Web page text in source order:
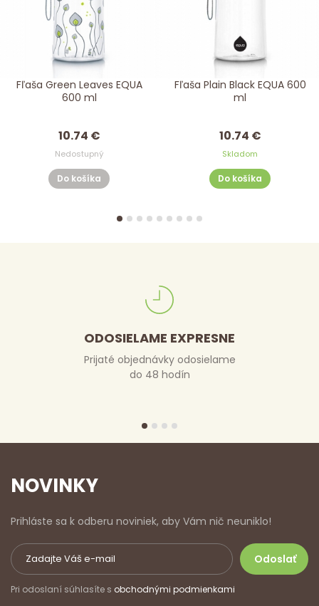
Fľaša Green Leaves EQUA
600 ml
10.74 €
Nedostupný
Do košíka
Fľaša Plain Black EQUA 600
ml
10.74 €
Skladom
Do košíka
ODOSIELAME EXPRESNE
Prijaté objednávky odosielame
do 48 hodín
NOVINKY
Prihláste sa k odberu noviniek, aby Vám nič neuniklo!
Pri odoslaní súhlasíte s obchodnými podmienkami